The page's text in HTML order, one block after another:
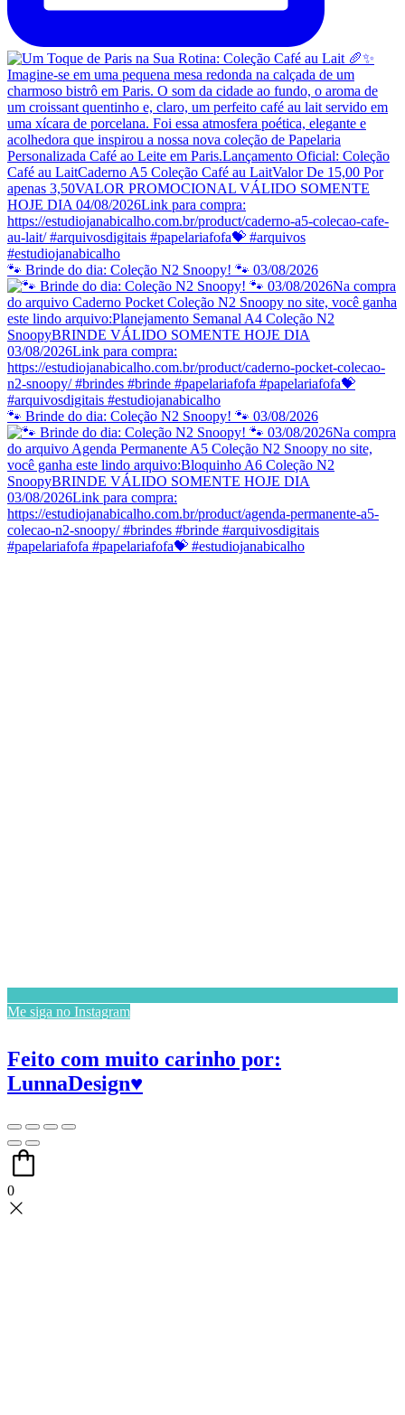
🐾 Brinde do dia: Coleção N2 Snoopy! 🐾 03/08/2026
🐾 Brinde do dia: Coleção N2 Snoopy! 🐾 03/08/2026
Me siga no Instagram
Feito com muito carinho por:
LunnaDesign♥
0